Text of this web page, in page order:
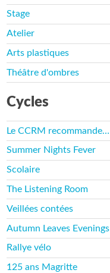
Stage
Atelier
Arts plastiques
Théâtre d'ombres
Cycles
Le CCRM recommande…
Summer Nights Fever
Scolaire
The Listening Room
Veillées contées
Autumn Leaves Evenings
Rallye vélo
125 ans Magritte